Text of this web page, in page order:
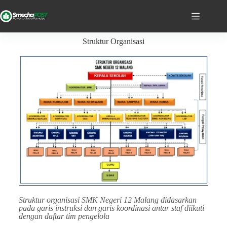
Struktur Organisasi
Struktur organisasi SMK Negeri 12 Malang didasarkan
pada garis instruksi dan garis koordinasi antar staf diikuti
dengan daftar tim pengelola